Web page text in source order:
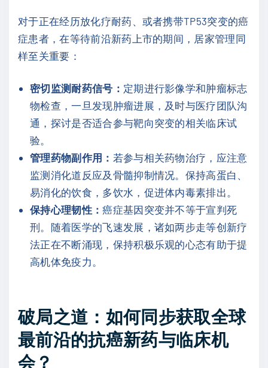
对于正在经历放化疗耐药、或者携带TP53突变的癌
症患者，在等待前沿新药上市的期间，居家管理同
样至关重要：
密切监测耐药信号： 定期进行影像学和肿瘤标志
物检查，一旦发现肿瘤进展，及时与医疗团队沟
通，探讨是否适合参与靶向突变的相关临床试
验。
管理药物副作用： 若参与相关药物治疗，应注意
监测消化道反应及骨髓抑制情况。保持高蛋白、
易消化的饮食，多饮水，促进体内毒素排出。
保持心理韧性：癌症基因突变并不等于宣判死
刑。随着医学的飞速发展，诸如两步走等创新疗
法正在不断涌现，保持积极乐观的心态有助于提
高机体免疫力。
破局之道：如何同步获取全球
最前沿的抗癌新药与临床机
会？